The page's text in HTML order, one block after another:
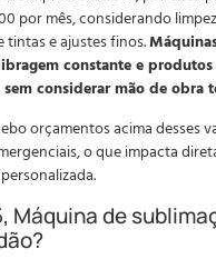
por mês, considerando
tintas e ajustes finos.
constante e
considerar mão de obra
orçamentos acima desses
o que impacta
Máquina de